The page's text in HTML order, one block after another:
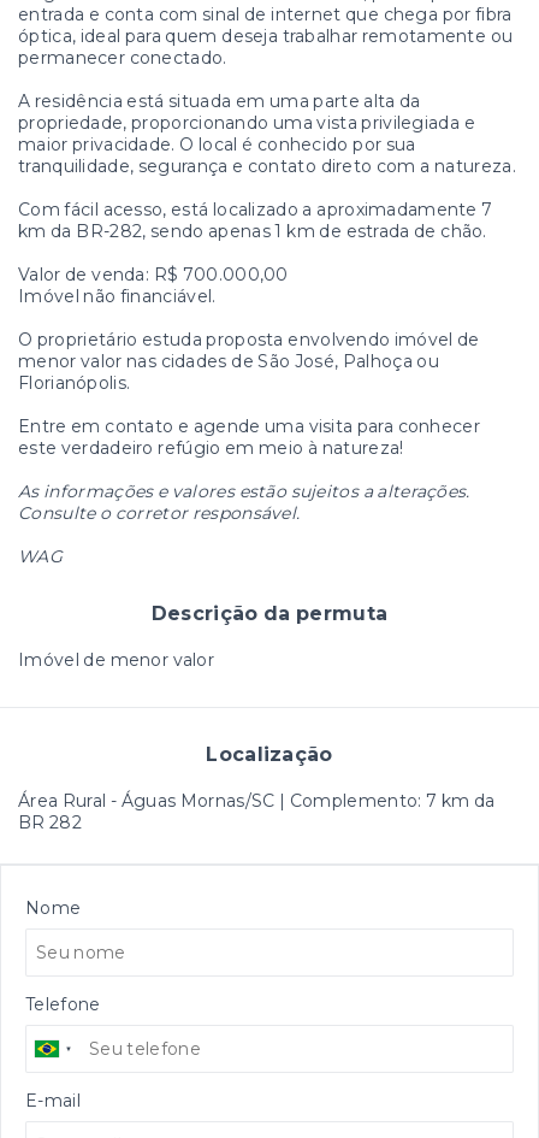
entrada e conta com sinal de internet que chega por fibra
óptica, ideal para quem deseja trabalhar remotamente ou
permanecer conectado.
A residência está situada em uma parte alta da
propriedade, proporcionando uma vista privilegiada e
maior privacidade. O local é conhecido por sua
tranquilidade, segurança e contato direto com a natureza.
Com fácil acesso, está localizado a aproximadamente 7
km da BR-282, sendo apenas 1 km de estrada de chão.
Valor de venda: R$ 700.000,00
Imóvel não financiável.
O proprietário estuda proposta envolvendo imóvel de
menor valor nas cidades de São José, Palhoça ou
Florianópolis.
Entre em contato e agende uma visita para conhecer
este verdadeiro refúgio em meio à natureza!
As informações e valores estão sujeitos a alterações.
Consulte o corretor responsável.
WAG
Descrição da permuta
Imóvel de menor valor
Localização
Área Rural - Águas Mornas/SC | Complemento: 7 km da
BR 282
Nome
Telefone
E-mail